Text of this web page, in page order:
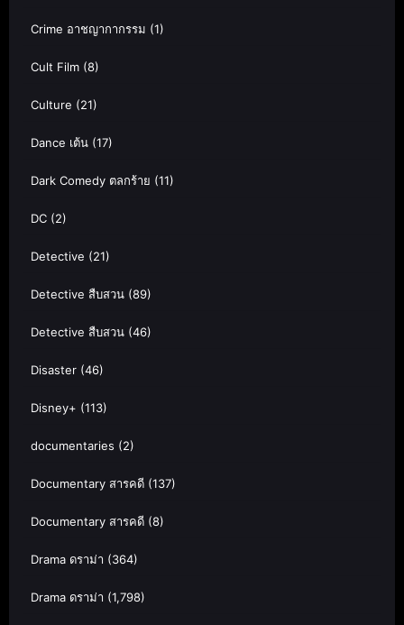
Crime อาชญากากรรม (1)
Cult Film (8)
Culture (21)
Dance เต้น (17)
Dark Comedy ตลกร้าย (11)
DC (2)
Detective (21)
Detective สืบสวน (89)
Detective สืบสวน (46)
Disaster (46)
Disney+ (113)
documentaries (2)
Documentary สารคดี (137)
Documentary สารคดี (8)
Drama ดราม่า (364)
Drama ดราม่า (1,798)